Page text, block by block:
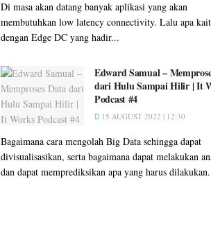
Di masa akan datang banyak aplikasi yang akan
membutuhkan low latency connectivity. Lalu apa
dengan Edge DC yang hadir...
Edward Samual –
dari Hulu Sampai Hilir | It
Podcast #4
15 AUGUST 2022 | 12:30
Bagaimana cara mengolah Big Data sehingga dapat
divisualisasikan, serta bagaimana dapat melakukan
dan dapat memprediksikan apa yang harus